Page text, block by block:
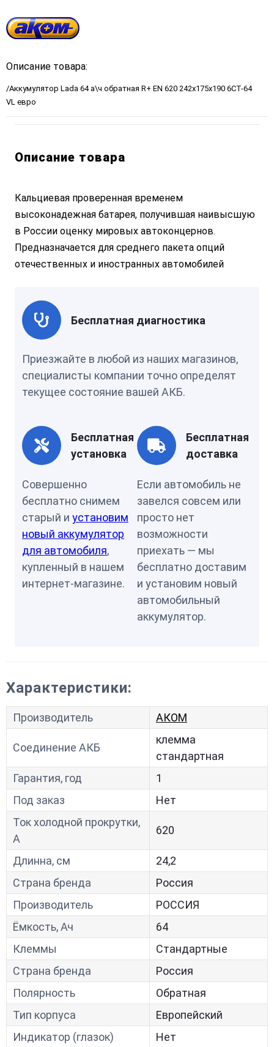
Описание товара:
/Аккумулятор Lada 64 а\ч обратная R+ EN 620 242х175х190 6СТ-64
VL евро
Описание товара
Кальциевая проверенная временем
высоконадежная батарея, получившая наивысшую
в России оценку мировых автоконцернов.
Предназначается для среднего пакета опций
отечественных и иностранных автомобилей
Бесплатная диагностика
Приезжайте в любой из наших магазинов,
специалисты компании точно определят
текущее состояние вашей АКБ.
Бесплатная
установка
Совершенно
бесплатно снимем
старый и установим
новый аккумулятор
для автомобиля,
купленный в нашем
интернет-магазине.
Бесплатная
доставка
Если автомобиль не
завелся совсем или
просто нет
возможности
приехать — мы
бесплатно доставим
и установим новый
автомобильный
аккумулятор.
Характеристики:
Производитель АКОМ
Соединение АКБ
клемма
стандартная
Гарантия, год
1
Под заказ
Нет
Ток холодной прокрутки,
A
620
Длинна, см
24,2
Страна бренда
Россия
Производитель
РОССИЯ
Ёмкость, Ач
64
Клеммы
Стандартные
Страна бренда
Россия
Полярность
Обратная
Тип корпуса
Европейский
Индикатор (глазок)
Нет